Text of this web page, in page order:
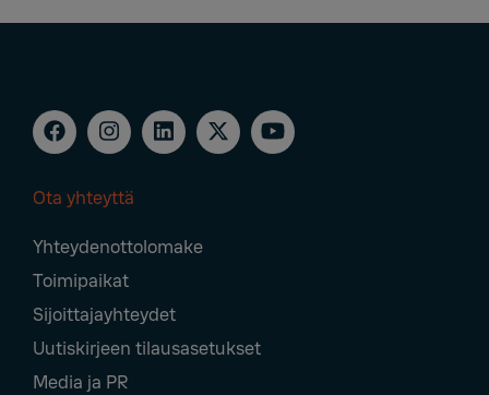
Navigation
Ota yhteyttä
Yhteydenottolomake
Toimipaikat
Sijoittajayhteydet
Uutiskirjeen tilausasetukset
Media ja PR